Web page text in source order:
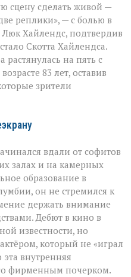
умел
делать
второстепенное
незабываемым»:
ушёл
Скотт
Хайлендс
сцену сделать живой —
реплики», — с болью в
Люк Хайлендс, подтвердив
Скотта Хайлендса.
растянулась на пять с
83 лет, оставив
зрители
вдали от софитов
залах и на камерных
образование в
он не стремился к
держать внимание
Дебют в кино в
известности, но
который не «играл
внутренняя
фирменным почерком.